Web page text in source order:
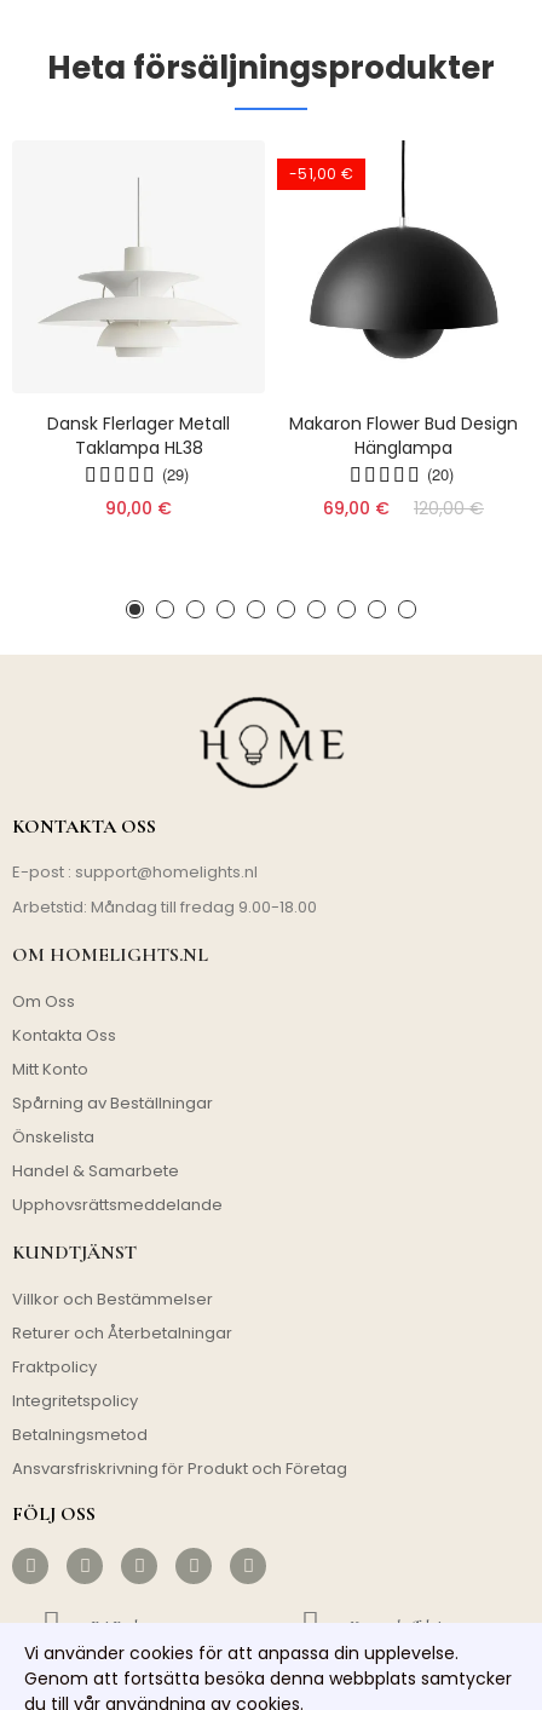
Heta försäljningsprodukter
Dansk Flerlager Metall
Taklampa HL38
(29)
90,00 €
-51,00 €
Makaron Flower Bud Design
Hänglampa
(20)
69,00 € 120,00 €
KONTAKTA OSS
E-post : support@homelights.nl
Arbetstid: Måndag till fredag 9.00-18.00
OM HOMELIGHTS.NL
Om Oss
Kontakta Oss
Mitt Konto
Spårning av Beställningar
Önskelista
Handel & Samarbete
Upphovsrättsmeddelande
KUNDTJÄNST
Villkor och Bestämmelser
Returer och Återbetalningar
Fraktpolicy
Integritetspolicy
Betalningsmetod
Ansvarsfriskrivning för Produkt och Företag
FÖLJ OSS
Fri Frakt Kostnadseffektivt
Snabb Avsändning Ansvarsfull Service
Vi använder cookies för att anpassa din upplevelse.
Genom att fortsätta besöka denna webbplats samtycker
du till vår användning av cookies.